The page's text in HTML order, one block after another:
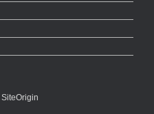
SiteOrigin